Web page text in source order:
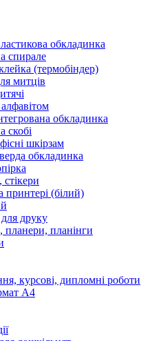
обкладинка
спирале
(термобіндер)
митців
обкладинка
скобі
шкірзам
обкладинка
принтері (білий)
друку
планери, планінги
курсові, дипломні роботи
А4